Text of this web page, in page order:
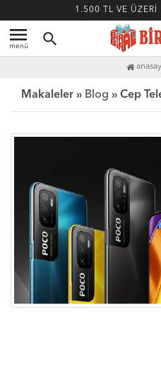
1.500 TL VE ÜZERİ
menu
menü search
Makaleler » Blog » Cep